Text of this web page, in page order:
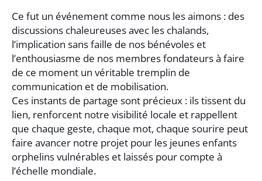
Ce fut un événement comme nous les aimons : des
discussions chaleureuses avec les chalands,
l’implication sans faille de nos bénévoles et
l’enthousiasme de nos membres fondateurs à faire
de ce moment un véritable tremplin de
communication et de mobilisation.
Ces instants de partage sont précieux : ils tissent du
lien, renforcent notre visibilité locale et rappellent
que chaque geste, chaque mot, chaque sourire peut
faire avancer notre projet pour les jeunes enfants
orphelins vulnérables et laissés pour compte à
l’échelle mondiale.